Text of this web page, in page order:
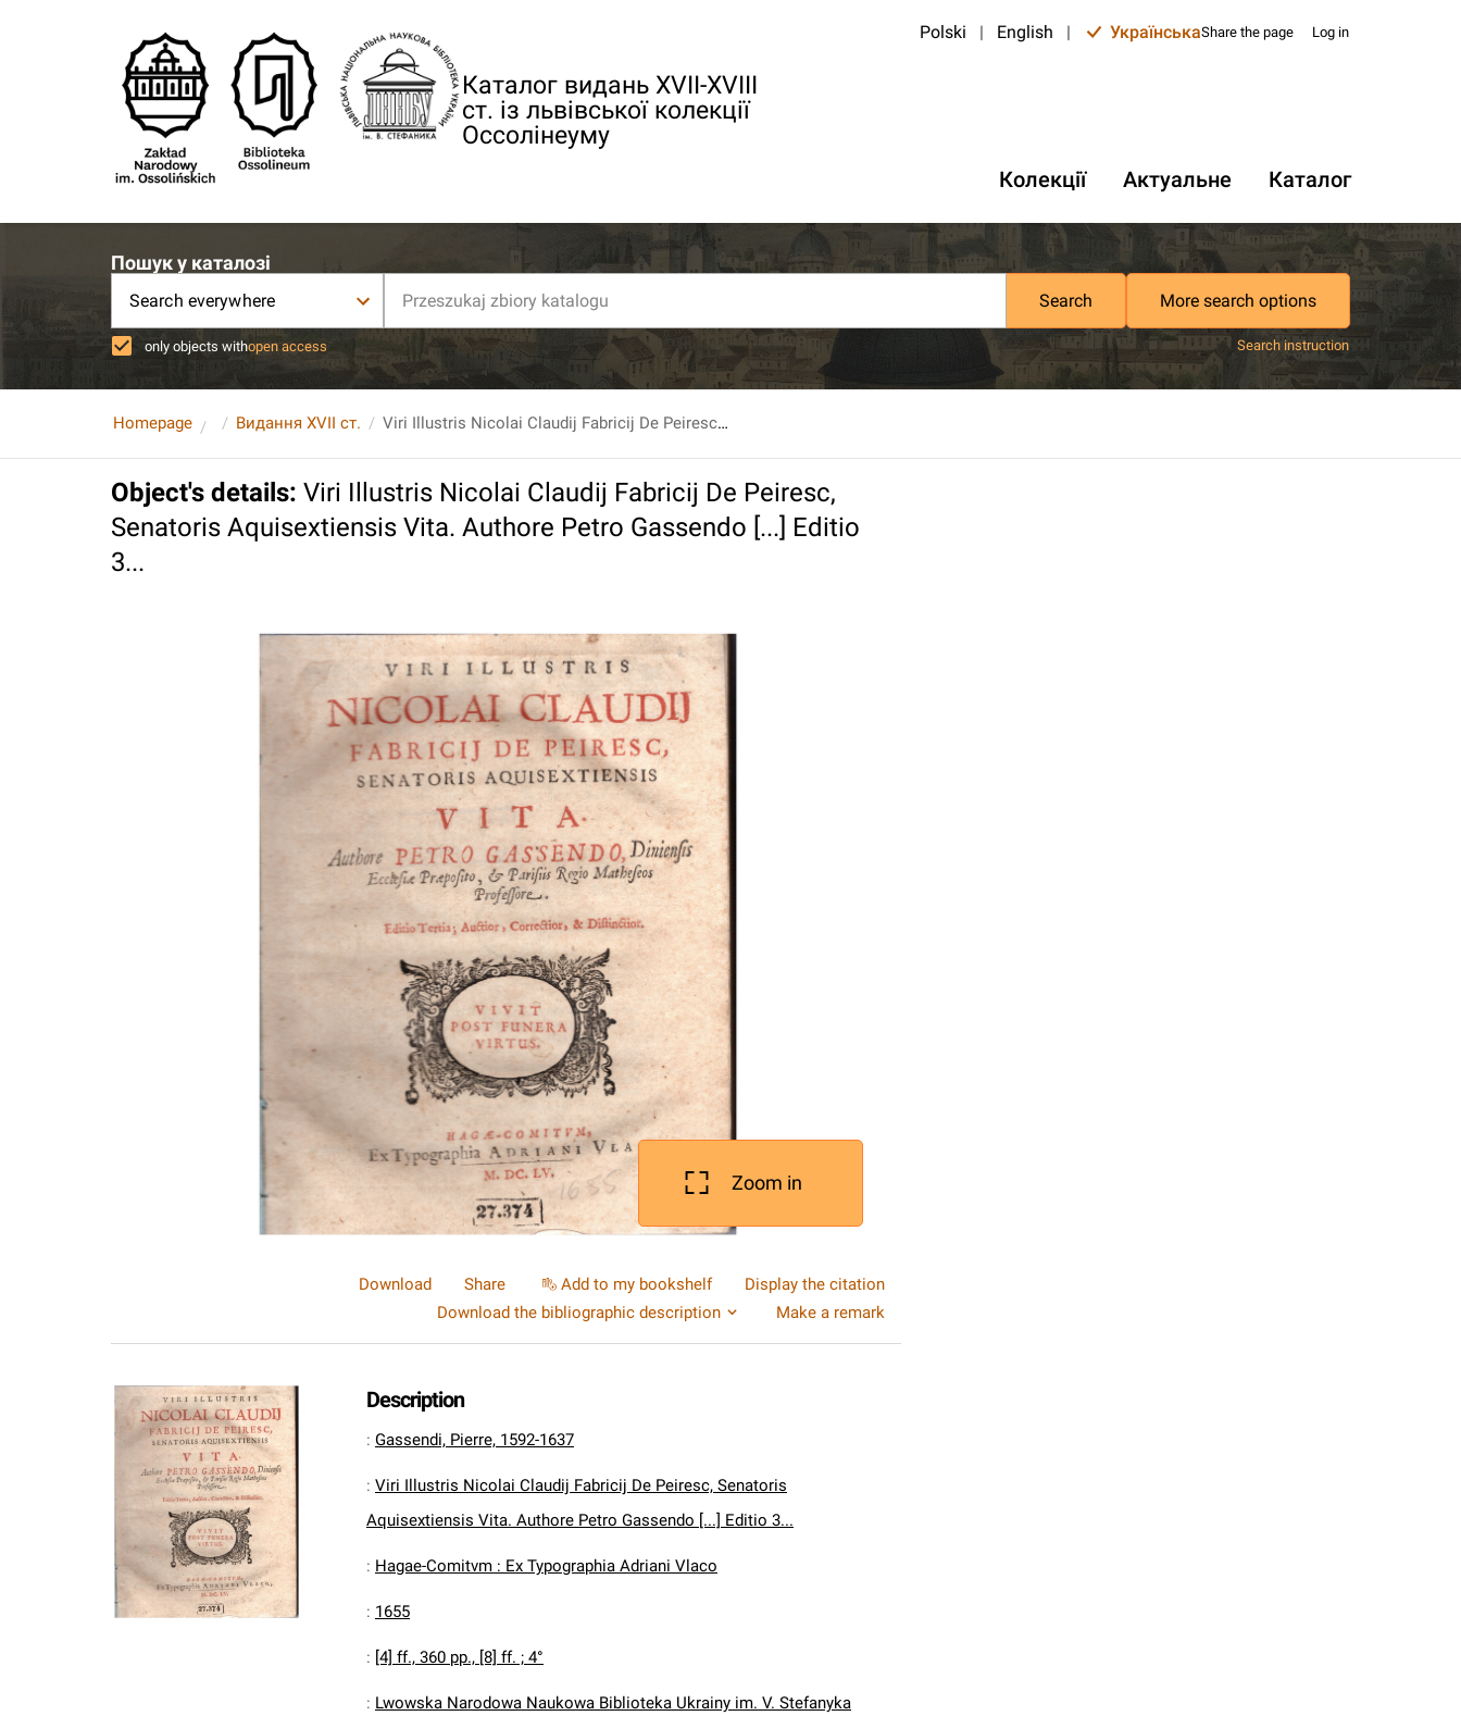
Каталог видань XVII-XVIII
ст. із львівської колекції
Оссолінеуму
Polski | English | УкраїнськаShare the page Log in
Колекції Актуальне Каталог
Пошук у каталозі
Search everywhere Search More search options
only objects withopen access Search instruction
Homepage Видання XVII ст. Viri Illustris Nicolai Claudij Fabricij De Peiresc, Senatoris Aquisextiensis Vita. Authore Petro Gassendo [...] Editio 3...
Object's details: Viri Illustris Nicolai Claudij Fabricij De Peiresc,
Senatoris Aquisextiensis Vita. Authore Petro Gassendo [...] Editio
3...
Zoom in
Download Share Add to my bookshelf
Display the citation
Download the bibliographic description
Make a remark
Description
: Gassendi, Pierre, 1592-1637
: Viri Illustris Nicolai Claudij Fabricij De Peiresc, Senatoris
Aquisextiensis Vita. Authore Petro Gassendo [...] Editio 3...
: Hagae-Comitvm : Ex Typographia Adriani Vlaco
: 1655
: [4] ff., 360 pp., [8] ff. ; 4°
: Lwowska Narodowa Naukowa Biblioteka Ukrainy im. V. Stefanyka